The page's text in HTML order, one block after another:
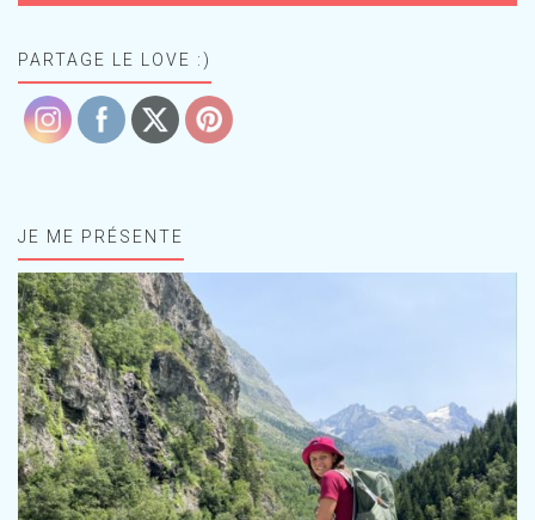
PARTAGE LE LOVE :)
JE ME PRÉSENTE